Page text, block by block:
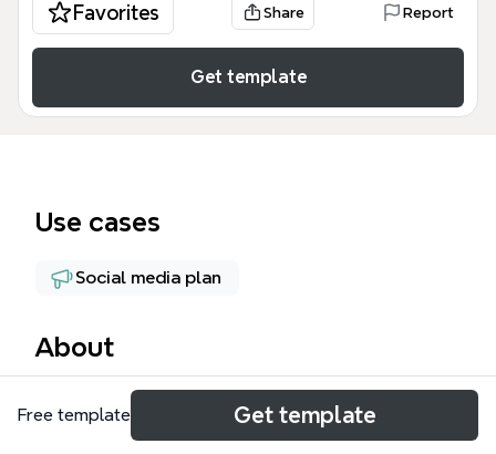
Favorites Share Report
Get template
Use cases
Social media plan
About
Этот шаблон 'Хабрахабр' от Vovix — подробная
mind map для продвижения Telegram-каналов на
Free template Get template